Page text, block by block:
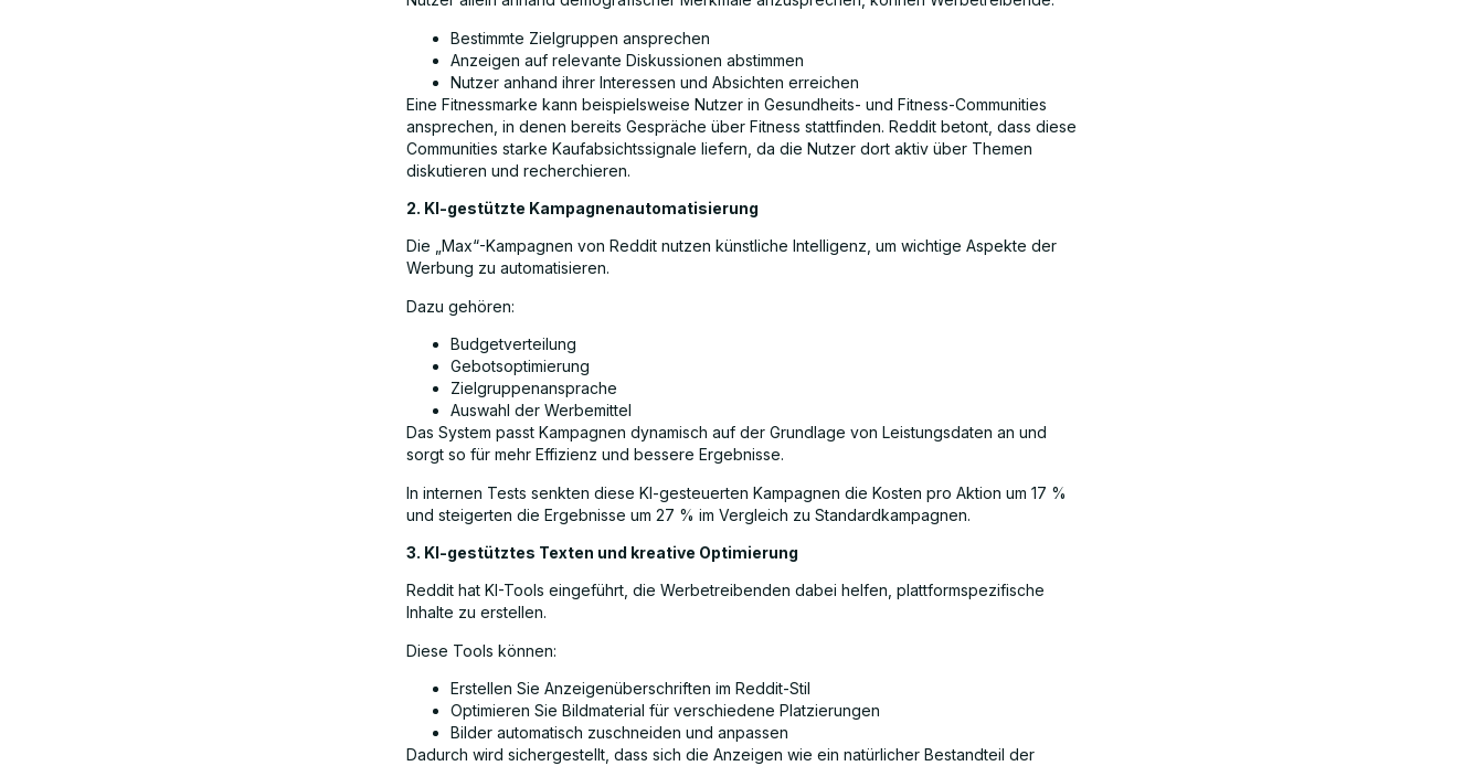
Bestimmte Zielgruppen ansprechen
Anzeigen auf relevante Diskussionen abstimmen
Nutzer anhand ihrer Interessen und Absichten erreichen
Eine Fitnessmarke kann beispielsweise Nutzer in Gesundheits- und Fitness-Communities
ansprechen, in denen bereits Gespräche über Fitness stattfinden. Reddit betont, dass diese
Communities starke Kaufabsichtssignale liefern, da die Nutzer dort aktiv über Themen
diskutieren und recherchieren.
2. KI-gestützte Kampagnenautomatisierung
Die „Max“-Kampagnen von Reddit nutzen künstliche Intelligenz, um wichtige Aspekte der
Werbung zu automatisieren.
Dazu gehören:
Budgetverteilung
Gebotsoptimierung
Zielgruppenansprache
Auswahl der Werbemittel
Das System passt Kampagnen dynamisch auf der Grundlage von Leistungsdaten an und
sorgt so für mehr Effizienz und bessere Ergebnisse.
In internen Tests senkten diese KI-gesteuerten Kampagnen die Kosten pro Aktion um 17 %
und steigerten die Ergebnisse um 27 % im Vergleich zu Standardkampagnen.
3. KI-gestütztes Texten und kreative Optimierung
Reddit hat KI-Tools eingeführt, die Werbetreibenden dabei helfen, plattformspezifische
Inhalte zu erstellen.
Diese Tools können:
Erstellen Sie Anzeigenüberschriften im Reddit-Stil
Optimieren Sie Bildmaterial für verschiedene Platzierungen
Bilder automatisch zuschneiden und anpassen
Dadurch wird sichergestellt, dass sich die Anzeigen wie ein natürlicher Bestandteil der